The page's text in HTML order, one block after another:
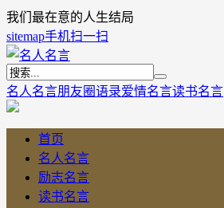
我们最在意的人生结局
sitemap手机扫一扫
名人名言朋友圈语录爱情名言读书名言
首页
名人名言
励志名言
读书名言